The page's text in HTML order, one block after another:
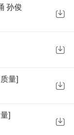
孙俊
量]
]